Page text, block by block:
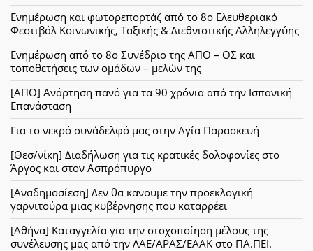
Ενημέρωση και φωτορεπορτάζ από το 8ο Ελευθεριακό
Φεστιβάλ Κοινωνικής, Ταξικής & Διεθνιστικής Αλληλεγγύης
Ενημέρωση από το 8ο Συνέδριο της ΑΠΟ – ΟΣ και
τοποθετήσεις των ομάδων – μελών της
[ΑΠΟ] Ανάρτηση πανό για τα 90 χρόνια από την Ισπανική
Επανάσταση
Για το νεκρό συνάδελφό μας στην Αγία Παρασκευή
[Θεσ/νίκη] Διαδήλωση για τις κρατικές δολοφονίες στο
Άργος και στον Ασπρόπυργο
[Αναδημοσίεση] Δεν θα κανουμε την προεκλογική
γαρνιτούρα μιας κυβέρνησης που καταρρέει
[Αθήνα] Καταγγελία για την στοχοποίηση μέλους της
συνέλευσης μας από την ΛΑΕ/ΑΡΑΣ/ΕΑΑΚ στο ΠΑ.ΠΕΙ.